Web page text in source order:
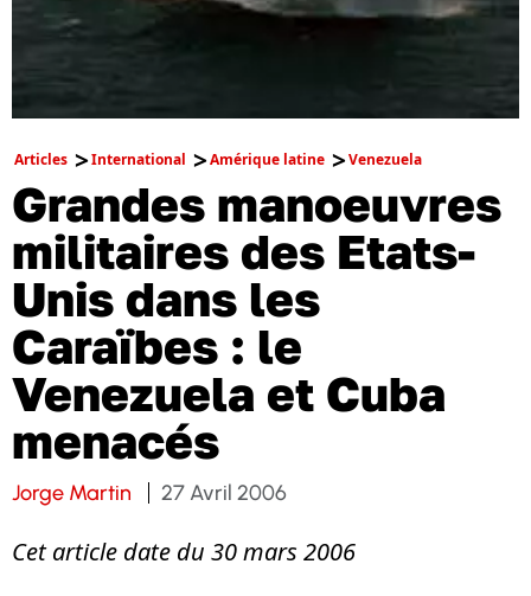
Articles International Amérique latine Venezuela
Grandes manoeuvres
militaires des Etats-
Unis dans les
Caraïbes : le
Venezuela et Cuba
menacés
Jorge Martin 27 Avril 2006
Cet article date du 30 mars 2006